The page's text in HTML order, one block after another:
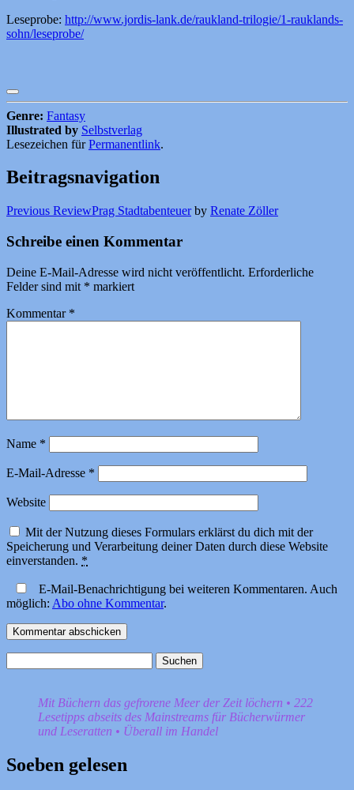
Leseprobe: http://www.jordis-lank.de/raukland-trilogie/1-rauklands-
sohn/leseprobe/
Genre: Fantasy
Illustrated by Selbstverlag
Lesezeichen fürPermanentlink.
Beitragsnavigation
Previous ReviewPrag Stadtabenteuerby Renate Zöller
Schreibe einen Kommentar
Deine E-Mail-Adresse wird nicht veröffentlicht. Erforderliche
Felder sind mit * markiert
Kommentar *
Name *
E-Mail-Adresse *
Website
Mit der Nutzung dieses Formulars erklärst du dich mit der
Speicherung und Verarbeitung deiner Daten durch diese Website
einverstanden. *
E-Mail-Benachrichtigung bei weiteren Kommentaren. Auch
möglich: Abo ohne Kommentar.
nach:
Mit Büchern das gefrorene Meer der Zeit löchern • 222
Lesetipps abseits des Mainstreams für Bücherwürmer
und Leseratten • Überall im Handel
Soeben gelesen